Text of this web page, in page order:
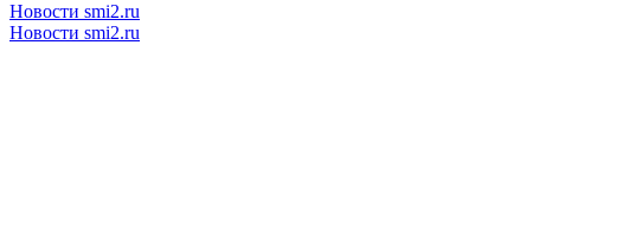
Новости smi2.ru
Новости smi2.ru